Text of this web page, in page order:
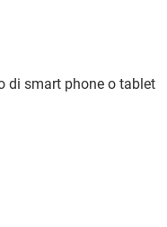
di smart phone o tablet